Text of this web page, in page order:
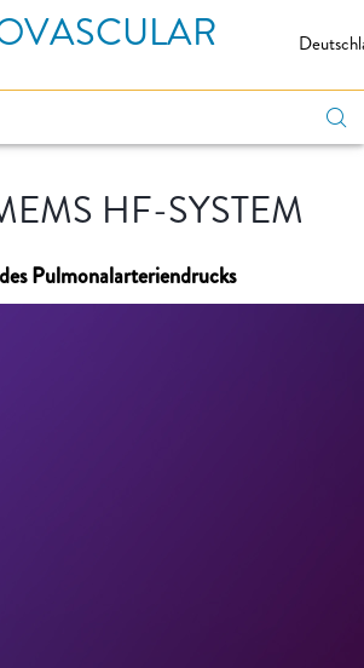
HF-SYSTEM
Pulmonalarteriendrucks